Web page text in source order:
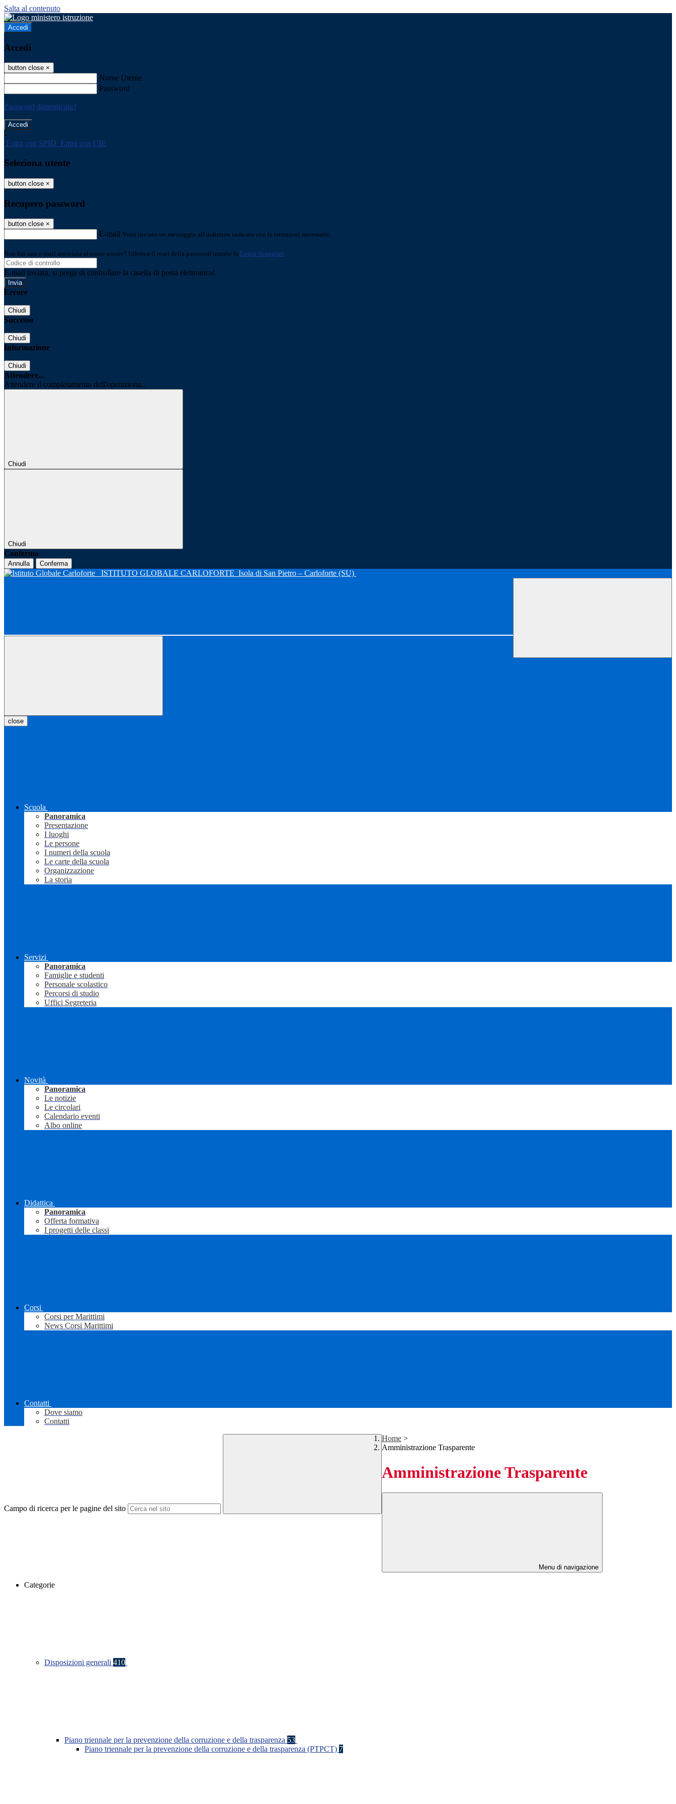
Salta al contenuto
Accedi
Accedi
button close ×
Nome Utente
Password
Password dimenticata?
-
Entra con SPID Entra con CIE
Seleziona utente
button close ×
Recupero password
button close ×
E-mail Verrà inviato un messaggio all'indirizzo indicato con le istruzioni necessarie.
Non hai una e-mail associata al nome utente? Effettua il reset della password tramite la Login Spaggiari
E-mail inviata, si prega di controllare la casella di posta elettronica!
Errore
Chiudi
Successo
Chiudi
Informazione
Chiudi
Attendere...
Attendere il completamento dell'operazione...
Chiudi
Chiudi
Conferma
Annulla Conferma
ISTITUTO GLOBALE CARLOFORTE Isola di San Pietro – Carloforte (SU)
close
Scuola
Panoramica
Presentazione
I luoghi
Le persone
I numeri della scuola
Le carte della scuola
Organizzazione
La storia
Servizi
Panoramica
Famiglie e studenti
Personale scolastico
Percorsi di studio
Uffici Segreteria
Novità
Panoramica
Le notizie
Le circolari
Calendario eventi
Albo online
Didattica
Panoramica
Offerta formativa
I progetti delle classi
Corsi
Corsi per Marittimi
News Corsi Marittimi
Contatti
Dove siamo
Contatti
Campo di ricerca per le pagine del sito
Home >
Amministrazione Trasparente
Amministrazione Trasparente
Menu di navigazione
Categorie
Disposizioni generali 410
Piano triennale per la prevenzione della corruzione e della trasparenza 53
Piano triennale per la prevenzione della corruzione e della trasparenza (PTPCT) 7